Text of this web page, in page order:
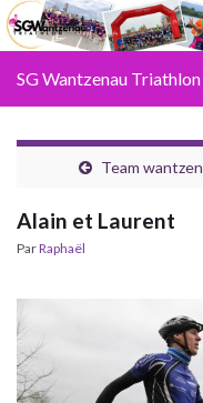
SG Wantzenau Triathlon
Team
Alain et Laurent
ParRaphaël